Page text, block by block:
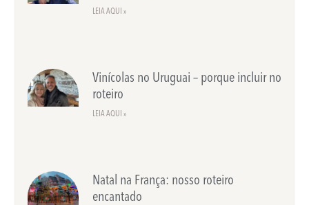
LEIA AQUI »
Vinícolas no Uruguai – porque incluir no
roteiro
LEIA AQUI »
Natal na França: nosso roteiro
encantado